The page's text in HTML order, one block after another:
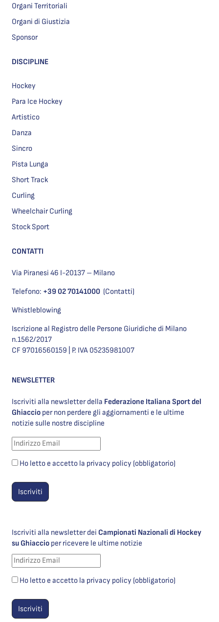
Organi Territoriali
Organi di Giustizia
Sponsor
DISCIPLINE
Hockey
Para Ice Hockey
Artistico
Danza
Sincro
Pista Lunga
Short Track
Curling
Wheelchair Curling
Stock Sport
CONTATTI
Via Piranesi 46 I-20137 – Milano
Telefono: +39 02 70141000 (Contatti)
Whistleblowing
Iscrizione al Registro delle Persone Giuridiche di Milano
n.1562/2017
CF 97016560159 | P. IVA 05235981007
NEWSLETTER
Iscriviti alla newsletter della Federazione Italiana Sport del
Ghiaccio per non perdere gli aggiornamenti e le ultime
notizie sulle nostre discipline
Ho letto e accetto la privacy policy (obbligatorio)
Iscriviti alla newsletter dei Campionati Nazionali di Hockey
su Ghiaccio per ricevere le ultime notizie
Ho letto e accetto la privacy policy (obbligatorio)